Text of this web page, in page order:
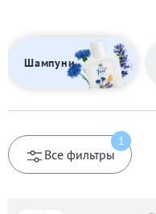
Шампуни
Все фильтры
1